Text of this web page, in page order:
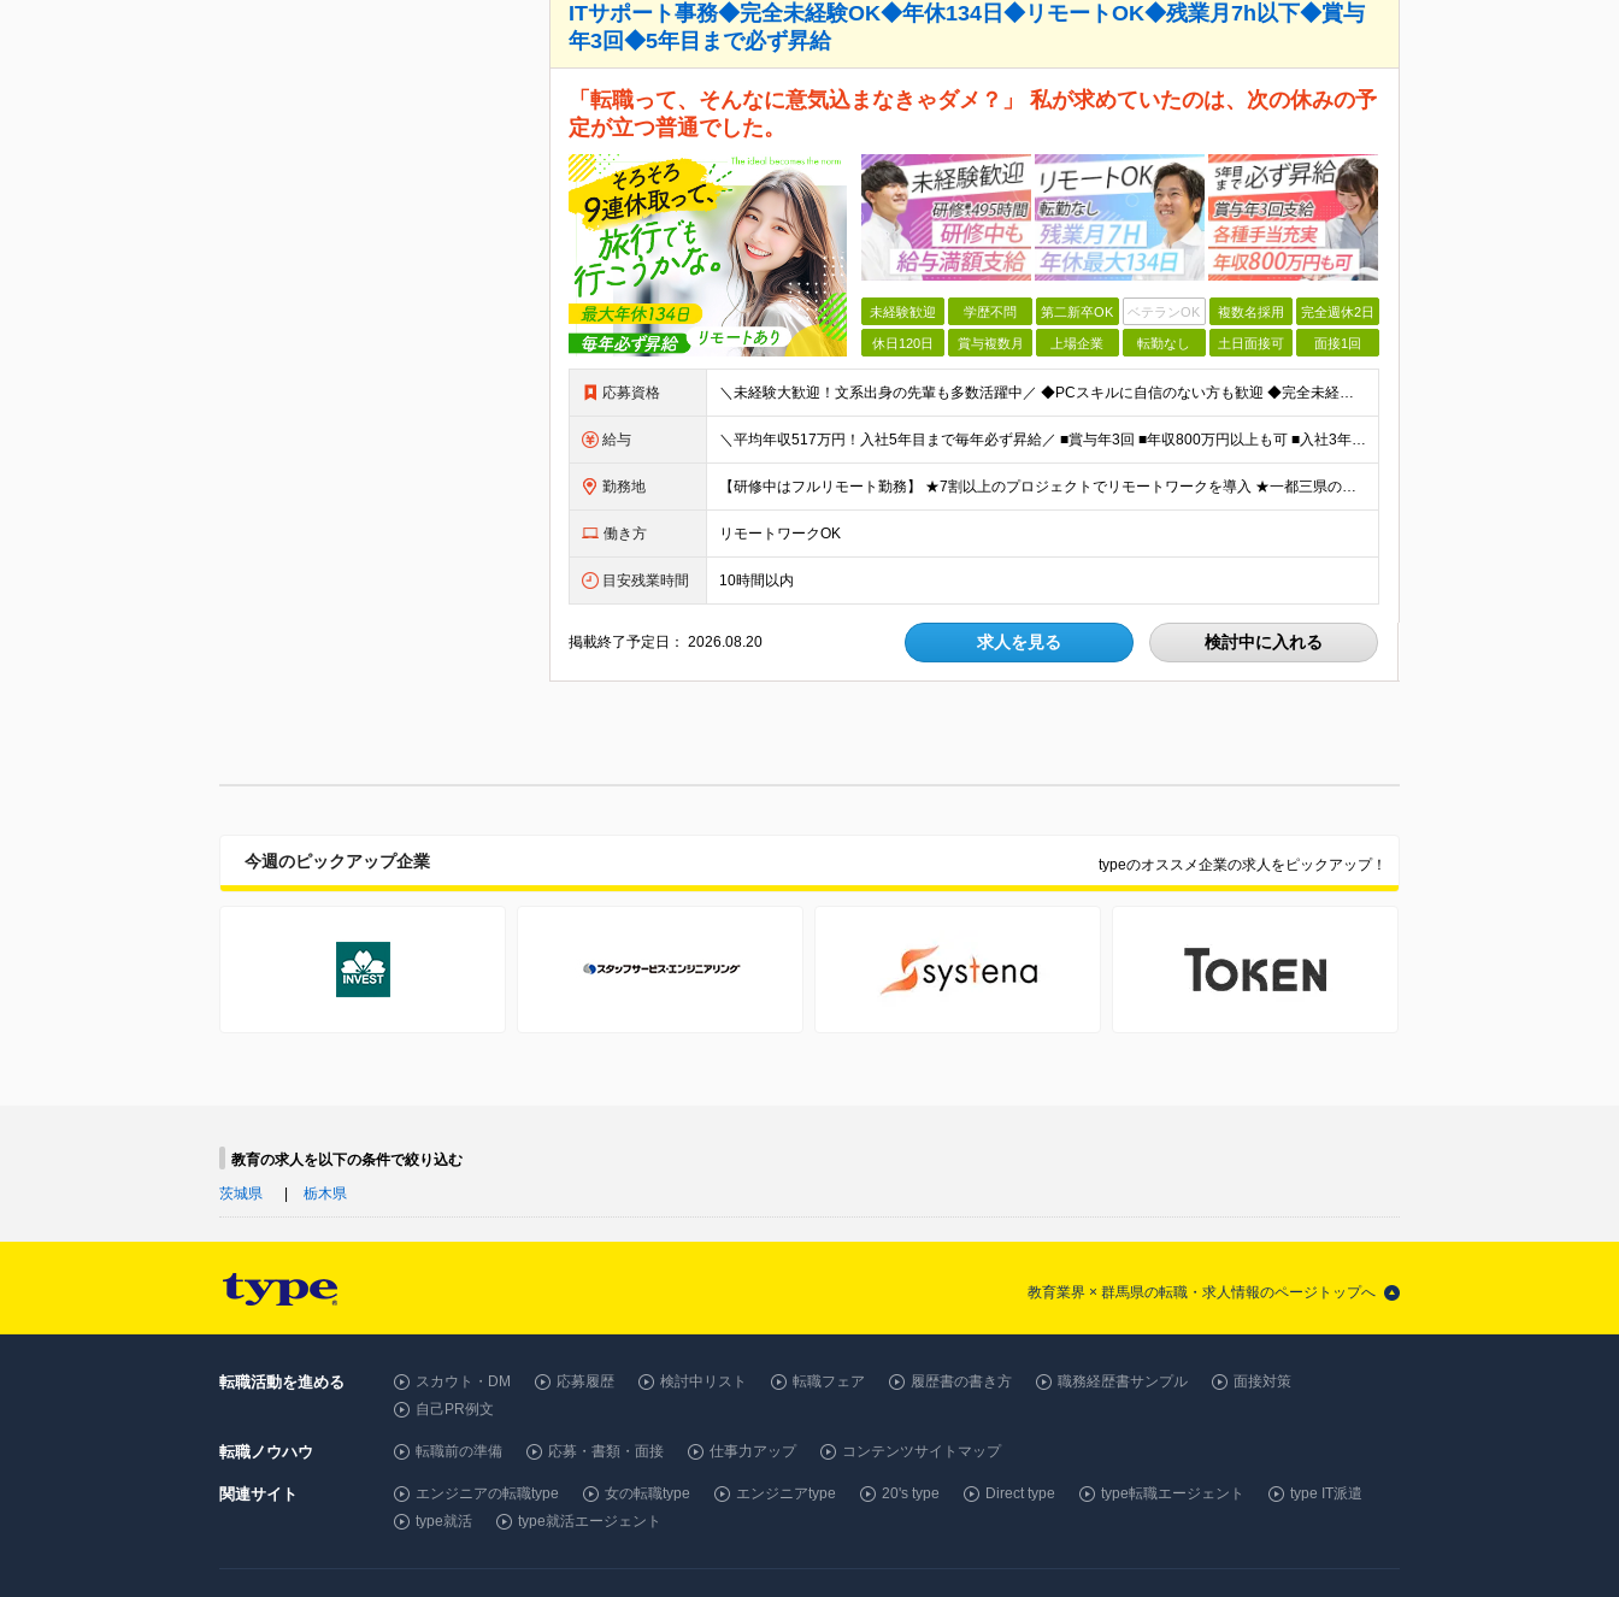
ITサポート事務◆完全未経験OK◆年休134日◆リモートOK◆残業月7h以下◆賞与
年3回◆5年目まで必ず昇給
「転職って、そんなに意気込まなきゃダメ？」 私が求めていたのは、次の休みの予
定が立つ普通でした。
未経験歓迎 学歴不問 第二新卒OK ベテランOK 複数名採用 完全週休2日
休日120日 賞与複数月 上場企業 転勤なし 土日面接可 面接1回
応募資格 ＼未経験大歓迎！文系出身の先輩も多数活躍中／ ◆PCスキルに自信のない方も歓迎 ◆完全未経験OK ◆社会人デビューもOK ◆学歴不問 ＊*こんなアナタにオススメです*＊ ◇事務職に興味があるが、給与
給与 ＼平均年収517万円！入社5年目まで毎年必ず昇給／ ■賞与年3回 ■年収800万円以上も可 ■入社3年以上の平均年収469.2万円 月給23万2000円以上＋賞与年3回＋各種手当 ☆入社5年目まで最
勤務地 【研修中はフルリモート勤務】 ★7割以上のプロジェクトでリモートワークを導入 ★一都三県のプロジェクト先 ★転居を伴う転勤なし ＜プロジェクト先＞ 東京・神奈川・千葉・埼玉でのプロジェクト先にて勤務
働き方 リモートワークOK
目安残業時間 10時間以内
掲載終了予定日：2026.08.20 求人を見る 検討中に入れる
今週のピックアップ企業 typeのオススメ企業の求人をピックアップ！
教育の求人を以下の条件で絞り込む
茨城県
栃木県
教育業界 × 群馬県の転職・求人情報のページトップへ
転職活動を進める スカウト・DM 応募履歴 検討中リスト 転職フェア 履歴書の書き方 職務経歴書サンプル
面接対策
自己PR例文
転職ノウハウ 転職前の準備 応募・書類・面接 仕事力アップ コンテンツサイトマップ
関連サイト エンジニアの転職type 女の転職type エンジニアtype 20's type Direct type type転職エージェント
type IT派遣
type就活
type就活エージェント